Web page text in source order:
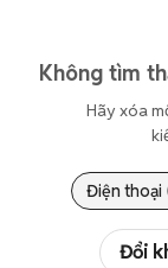
Không tìm
Hãy xóa
Điện thoại
Đổi